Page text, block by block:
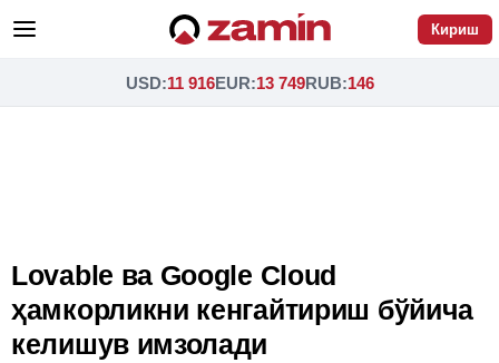
Кириш
USD:11 916EUR:13 749RUB:146
Lovable ва Google Cloud
ҳамкорликни кенгайтириш бўйича
келишув имзолади